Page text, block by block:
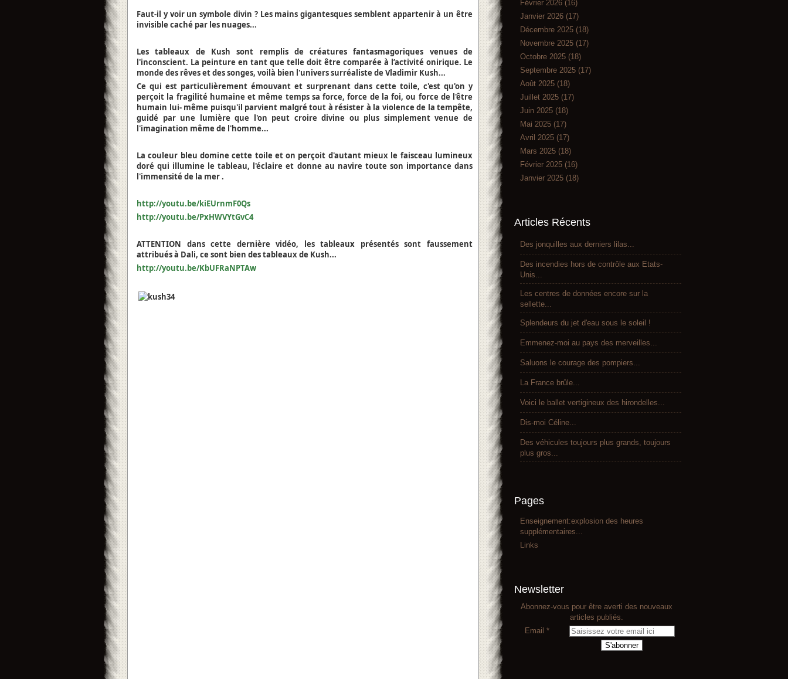
Faut-il y voir un symbole divin ? Les mains gigantesques semblent appartenir à un être
invisible caché par les nuages...
Les tableaux de Kush sont remplis de créatures fantasmagoriques venues de
l'inconscient. La peinture en tant que telle doit être comparée à l’activité onirique. Le
monde des rêves et des songes, voilà bien l'univers surréaliste de Vladimir Kush...
Ce qui est particulièrement émouvant et surprenant dans cette toile, c'est qu'on y
perçoit la fragilité humaine et même temps sa force, force de la foi, ou force de l'être
humain lui- même puisqu'il parvient malgré tout à résister à la violence de la tempête,
guidé par une lumière que l'on peut croire divine ou plus simplement venue de
l'imagination même de l'homme...
La couleur bleu domine cette toile et on perçoit d'autant mieux le faisceau lumineux
doré qui illumine le tableau, l'éclaire et donne au navire toute son importance dans
l'immensité de la mer .
http://youtu.be/kiEUrnmF0Qs
http://youtu.be/PxHWVYtGvC4
ATTENTION dans cette dernière vidéo, les tableaux présentés sont faussement
attribués à Dali, ce sont bien des tableaux de Kush...
http://youtu.be/KbUFRaNPTAw
Février 2026 (16)
Janvier 2026 (17)
Décembre 2025 (18)
Novembre 2025 (17)
Octobre 2025 (18)
Septembre 2025 (17)
Août 2025 (18)
Juillet 2025 (17)
Juin 2025 (18)
Mai 2025 (17)
Avril 2025 (17)
Mars 2025 (18)
Février 2025 (16)
Janvier 2025 (18)
Articles Récents
Des jonquilles aux derniers lilas...
Des incendies hors de contrôle aux Etats-
Unis...
Les centres de données encore sur la
sellette...
Splendeurs du jet d'eau sous le soleil !
Emmenez-moi au pays des merveilles...
Saluons le courage des pompiers...
La France brûle...
Voici le ballet vertigineux des hirondelles...
Dis-moi Céline...
Des véhicules toujours plus grands, toujours
plus gros...
Pages
Enseignement:explosion des heures
supplémentaires...
Links
Newsletter
Abonnez-vous pour être averti des nouveaux
articles publiés.
Email